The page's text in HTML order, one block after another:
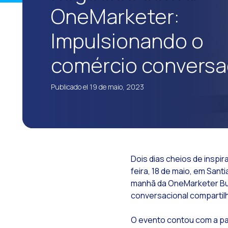
OneMarketer:
Impulsionando o
comércio
Publicado el 19 de maio, 2023
Dois dias cheios de
feira, 18 de maio, em
manhã da OneMarketer
conversacional
O evento contou com a